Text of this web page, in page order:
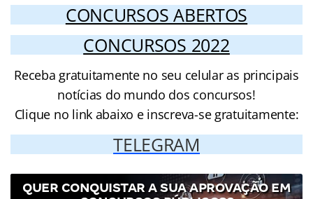
CONCURSOS ABERTOS
CONCURSOS 2022
Receba gratuitamente no seu celular as principais
notícias do mundo dos concursos!
Clique no link abaixo e inscreva-se gratuitamente:
TELEGRAM
QUER CONQUISTAR A SUA APROVAÇÃO EM